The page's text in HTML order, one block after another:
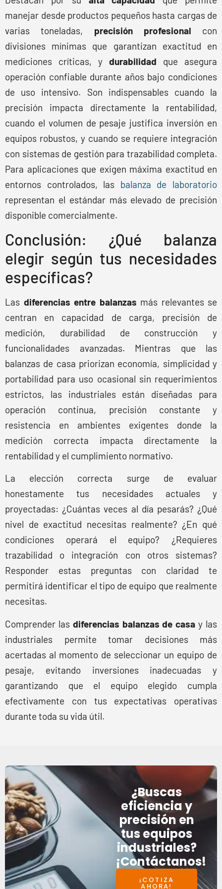
manejar desde productos pequeños hasta cargas de
varias toneladas, precisión profesional con
divisiones mínimas que garantizan exactitud en
mediciones críticas, y durabilidad que asegura
operación confiable durante años bajo condiciones
de uso intensivo. Son indispensables cuando la
precisión impacta directamente la rentabilidad,
cuando el volumen de pesaje justifica inversión en
equipos robustos, y cuando se requiere integración
con sistemas de gestión para trazabilidad completa.
Para aplicaciones que exigen máxima exactitud en
entornos controlados, las balanza de laboratorio
representan el estándar más elevado de precisión
disponible comercialmente.
Conclusión: ¿Qué balanza
elegir según tus necesidades
específicas?
Las diferencias entre balanzas más relevantes se
centran en capacidad de carga, precisión de
medición, durabilidad de construcción y
funcionalidades avanzadas. Mientras que las
balanzas de casa priorizan economía, simplicidad y
portabilidad para uso ocasional sin requerimientos
estrictos, las industriales están diseñadas para
operación continua, precisión constante y
resistencia en ambientes exigentes donde la
medición correcta impacta directamente la
rentabilidad y el cumplimiento normativo.
La elección correcta surge de evaluar
honestamente tus necesidades actuales y
proyectadas: ¿Cuántas veces al día pesarás? ¿Qué
nivel de exactitud necesitas realmente? ¿En qué
condiciones operará el equipo? ¿Requieres
trazabilidad o integración con otros sistemas?
Responder estas preguntas con claridad te
permitirá identificar el tipo de equipo que realmente
necesitas.
Comprender las diferencias balanzas de casa y las
industriales permite tomar decisiones más
acertadas al momento de seleccionar un equipo de
pesaje, evitando inversiones inadecuadas y
garantizando que el equipo elegido cumpla
efectivamente con tus expectativas operativas
durante toda su vida útil.
¿Buscas
eficiencia y
precisión en
tus equipos
industriales?
¡Contáctanos!
¡COTIZA
AHORA!